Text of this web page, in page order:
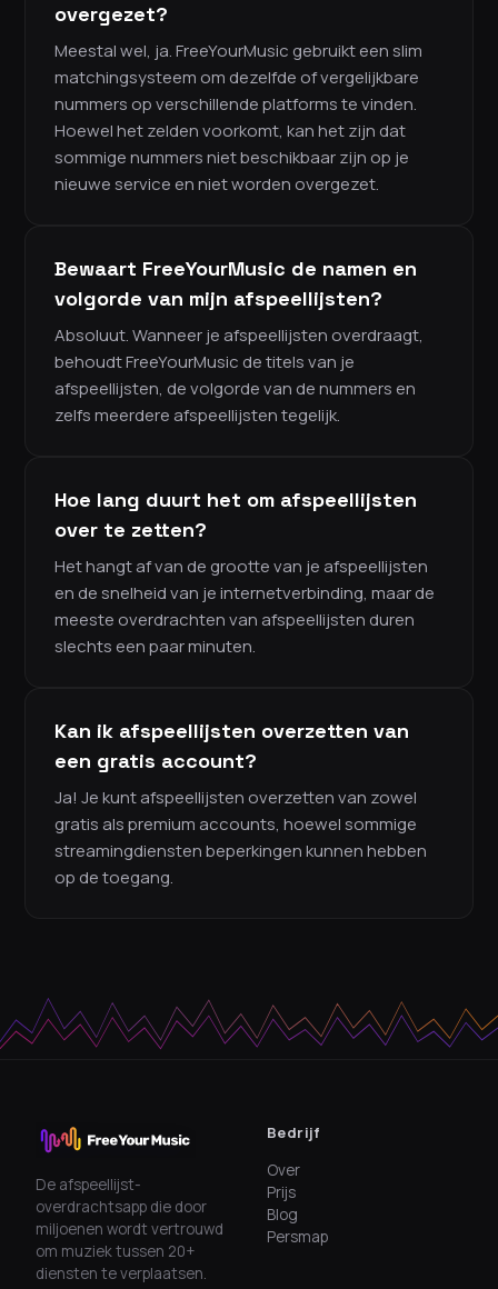
overgezet?
Meestal wel, ja. FreeYourMusic gebruikt een slim
matchingsysteem om dezelfde of vergelijkbare
nummers op verschillende platforms te vinden.
Hoewel het zelden voorkomt, kan het zijn dat
sommige nummers niet beschikbaar zijn op je
nieuwe service en niet worden overgezet.
Bewaart FreeYourMusic de namen en
volgorde van mijn afspeellijsten?
Absoluut. Wanneer je afspeellijsten overdraagt,
behoudt FreeYourMusic de titels van je
afspeellijsten, de volgorde van de nummers en
zelfs meerdere afspeellijsten tegelijk.
Hoe lang duurt het om afspeellijsten
over te zetten?
Het hangt af van de grootte van je afspeellijsten
en de snelheid van je internetverbinding, maar de
meeste overdrachten van afspeellijsten duren
slechts een paar minuten.
Kan ik afspeellijsten overzetten van
een gratis account?
Ja! Je kunt afspeellijsten overzetten van zowel
gratis als premium accounts, hoewel sommige
streamingdiensten beperkingen kunnen hebben
op de toegang.
De afspeellijst-
overdrachtsapp die door
miljoenen wordt vertrouwd
om muziek tussen 20+
diensten te verplaatsen.
Bedrijf
Over
Prijs
Blog
Persmap